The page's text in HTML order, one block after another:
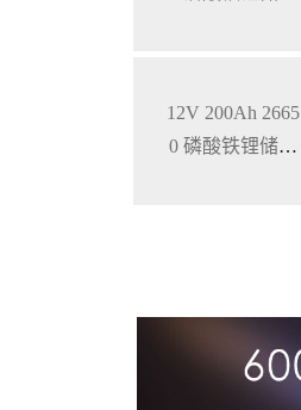
12V 200Ah 2665
0 磷酸铁锂储能